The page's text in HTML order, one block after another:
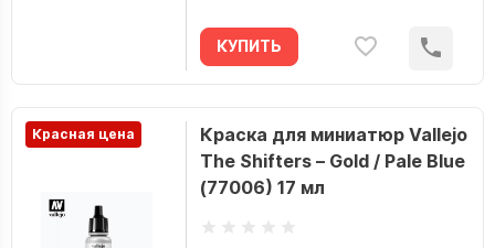
КУПИТЬ
Красная цена
Краска для миниатюр Vallejo
The Shifters – Gold / Pale Blue
(77006) 17 мл